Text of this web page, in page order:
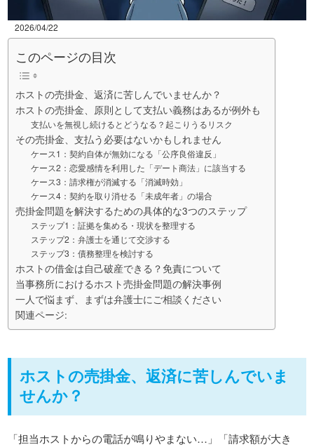
2026/04/22
このページの目次
ホストの売掛金、返済に苦しんでいませんか？
ホストの売掛金、原則として支払い義務はあるが例外も
支払いを無視し続けるとどうなる？起こりうるリスク
その売掛金、支払う必要はないかもしれません
ケース1：契約自体が無効になる「公序良俗違反」
ケース2：恋愛感情を利用した「デート商法」に該当する
ケース3：請求権が消滅する「消滅時効」
ケース4：契約を取り消せる「未成年者」の場合
売掛金問題を解決するための具体的な3つのステップ
ステップ1：証拠を集める・現状を整理する
ステップ2：弁護士を通じて交渉する
ステップ3：債務整理を検討する
ホストの借金は自己破産できる？免責について
当事務所におけるホスト売掛金問題の解決事例
一人で悩まず、まずは弁護士にご相談ください
関連ページ:
ホストの売掛金、返済に苦しんでいま
せんか？
「担当ホストからの電話が鳴りやまない…」「請求額が大き